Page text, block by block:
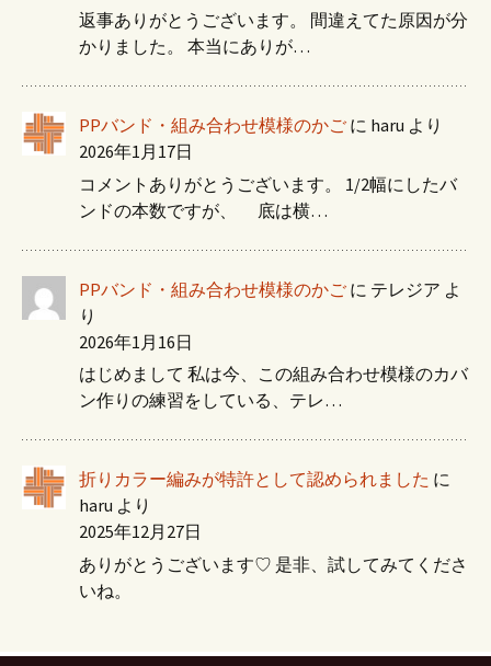
返事ありがとうございます。 間違えてた原因が分
かりました。 本当にありが…
PPバンド・組み合わせ模様のかご に haru より
2026年1月17日
コメントありがとうございます。 1/2幅にしたバ
ンドの本数ですが、 底は横…
PPバンド・組み合わせ模様のかご に テレジア よ
り
2026年1月16日
はじめまして 私は今、この組み合わせ模様のカバ
ン作りの練習をしている、テレ…
折りカラー編みが特許として認められました に
haru より
2025年12月27日
ありがとうございます♡ 是非、試してみてくださ
いね。